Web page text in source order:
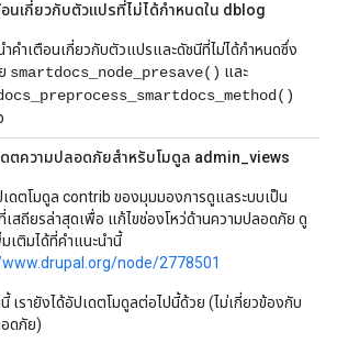
อนเกี่ยวกับตัวแปรที่ไม่ได้กำหนดใน dblog
ำคำเตือนเกี่ยวกับตัวแปรและดัชนีที่ไม่ได้กำหนดซึ่ง
smartdocs_node_presave() และ
ดตความปลอดภัยสำหรับโมดูล admin_views
เดตโมดูล contrib ของมุมมองการดูแลระบบเป็น
เสถียรล่าสุดเพื่อ แก้ไขช่องโหว่ด้านความปลอดภัย ดู
เติมได้ที่คำแนะนำนี้
node/2778501
เรายังได้อัปเดตโมดูลต่อไปนี้ด้วย (ไม่เกี่ยวข้องกับ
ดภัย)